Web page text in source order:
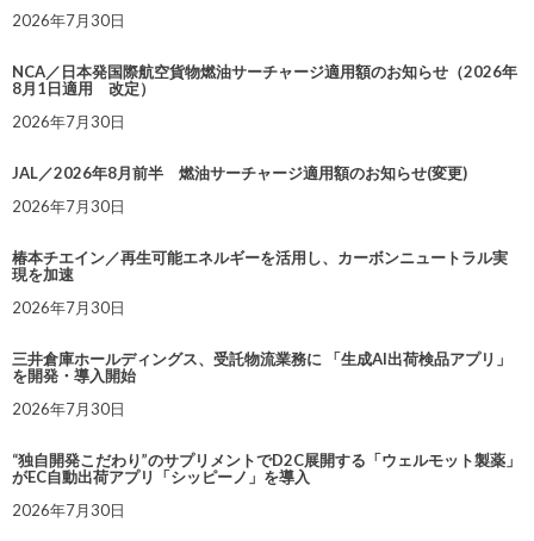
2026年7月30日
NCA／日本発国際航空貨物燃油サーチャージ適用額のお知らせ（2026年
8月1日適用 改定）
2026年7月30日
JAL／2026年8月前半 燃油サーチャージ適用額のお知らせ(変更)
2026年7月30日
椿本チエイン／再生可能エネルギーを活用し、カーボンニュートラル実
現を加速
2026年7月30日
三井倉庫ホールディングス、受託物流業務に 「生成AI出荷検品アプリ」
を開発・導入開始
2026年7月30日
“独自開発こだわり”のサプリメントでD2C展開する「ウェルモット製薬」
がEC自動出荷アプリ「シッピーノ」を導入
2026年7月30日